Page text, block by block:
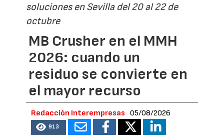
soluciones en Sevilla del 20 al 22 de
octubre
MB Crusher en el MMH
2026: cuando un
residuo se convierte en
el mayor recurso
Redacción Interempresas 05/08/2026
913